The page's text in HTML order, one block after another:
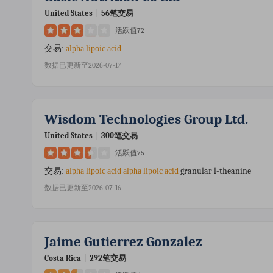
United States 56笔交易
活跃值72
交易: alpha lipoic acid
数据已更新至2026-07-17
Wisdom Technologies Group Ltd.
United States 300笔交易
活跃值75
交易: alpha lipoic acid alpha lipoic acid granular l-theanine
数据已更新至2026-07-16
Jaime Gutierrez Gonzalez
Costa Rica 292笔交易